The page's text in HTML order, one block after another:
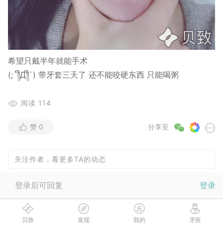
希望只戴半年就能手术
(;´༎ຶД༎ຶ`) 带牙套三天了 还不能咬硬东西 只能喝粥
阅读 114
分享至
赞 0
关注作者，看更多TA的动态
关注
浪漫
登录后可回复 登录
贝致 发现 我的 牙医